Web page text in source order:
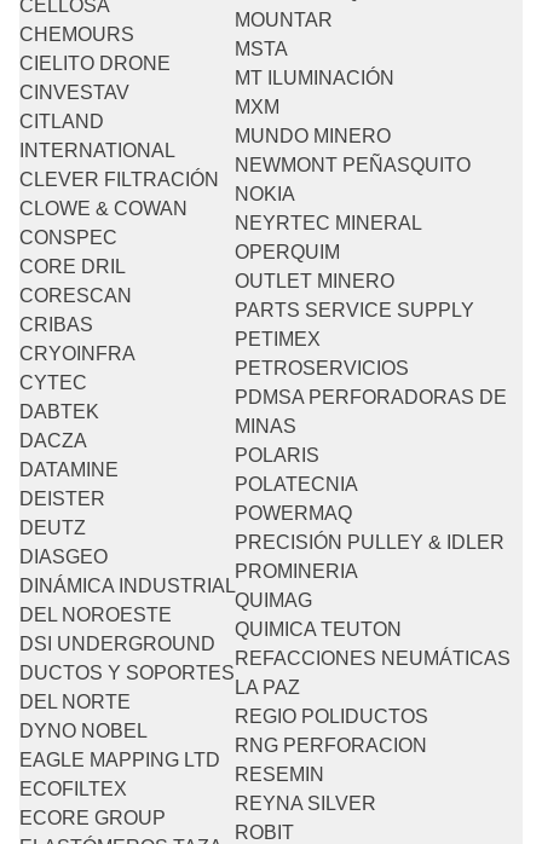
CELLOSA
CHEMOURS
CIELITO DRONE
CINVESTAV
CITLAND
INTERNATIONAL
CLEVER FILTRACIÓN
CLOWE & COWAN
CONSPEC
CORE DRIL
CORESCAN
CRIBAS
CRYOINFRA
CYTEC
DABTEK
DACZA
DATAMINE
DEISTER
DEUTZ
DIASGEO
DINÁMICA INDUSTRIAL
DEL NOROESTE
DSI UNDERGROUND
DUCTOS Y SOPORTES
DEL NORTE
DYNO NOBEL
EAGLE MAPPING LTD
ECOFILTEX
ECORE GROUP
MOUNTAR
MSTA
MT ILUMINACIÓN
MXM
MUNDO MINERO
NEWMONT PEÑASQUITO
NOKIA
NEYRTEC MINERAL
OPERQUIM
OUTLET MINERO
PARTS SERVICE SUPPLY
PETIMEX
PETROSERVICIOS
PDMSA PERFORADORAS DE
MINAS
POLARIS
POLATECNIA
POWERMAQ
PRECISIÓN PULLEY & IDLER
PROMINERIA
QUIMAG
QUIMICA TEUTON
REFACCIONES NEUMÁTICAS
LA PAZ
REGIO POLIDUCTOS
RNG PERFORACION
RESEMIN
REYNA SILVER
ROBIT